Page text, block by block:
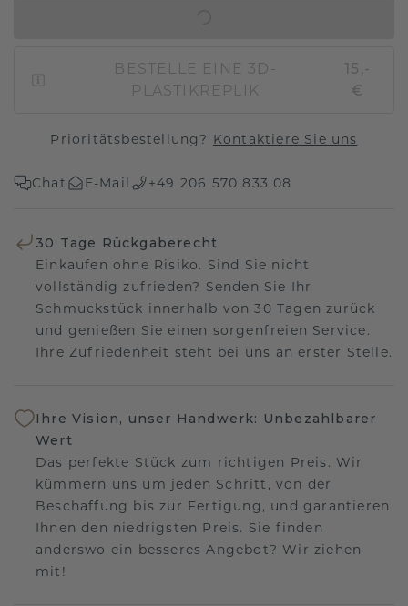
BESTELLE EINE 3D-
PLASTIKREPLIK
15,-
€
Prioritätsbestellung? Kontaktiere Sie uns
Chat E-Mail +49 206 570 833 08
30 Tage Rückgaberecht
Einkaufen ohne Risiko. Sind Sie nicht
vollständig zufrieden? Senden Sie Ihr
Schmuckstück innerhalb von 30 Tagen zurück
und genießen Sie einen sorgenfreien Service.
Ihre Zufriedenheit steht bei uns an erster Stelle.
Ihre Vision, unser Handwerk: Unbezahlbarer
Wert
Das perfekte Stück zum richtigen Preis. Wir
kümmern uns um jeden Schritt, von der
Beschaffung bis zur Fertigung, und garantieren
Ihnen den niedrigsten Preis. Sie finden
anderswo ein besseres Angebot? Wir ziehen
mit!